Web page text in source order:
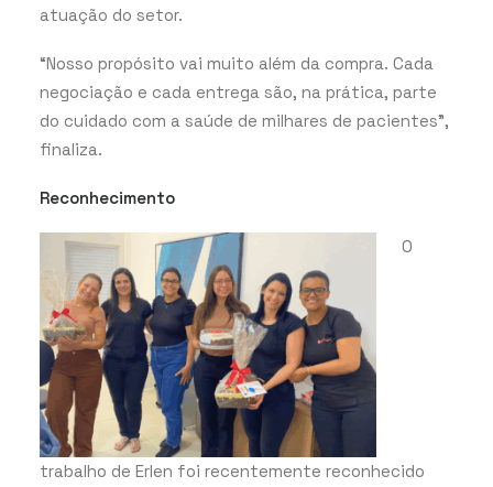
atuação do setor.
“Nosso propósito vai muito além da compra. Cada
negociação e cada entrega são, na prática, parte
do cuidado com a saúde de milhares de pacientes”,
finaliza.
Reconhecimento
O
trabalho de Erlen foi recentemente reconhecido